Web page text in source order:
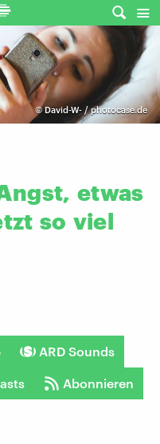
©David-W- / photocase.de
etwas
so viel
ARD Sounds
Abonnieren